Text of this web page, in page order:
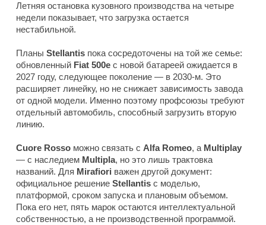
Летняя остановка кузовного производства на четыре
недели показывает, что загрузка остается
нестабильной.
Планы Stellantis пока сосредоточены на той же семье:
обновленный Fiat 500e с новой батареей ожидается в
2027 году, следующее поколение — в 2030-м. Это
расширяет линейку, но не снижает зависимость завода
от одной модели. Именно поэтому профсоюзы требуют
отдельный автомобиль, способный загрузить вторую
линию.
Cuore Rosso можно связать с Alfa Romeo, а Multiplay
— с наследием Multipla, но это лишь трактовка
названий. Для Mirafiori важен другой документ:
официальное решение Stellantis с моделью,
платформой, сроком запуска и плановым объемом.
Пока его нет, пять марок остаются интеллектуальной
собственностью, а не производственной программой.